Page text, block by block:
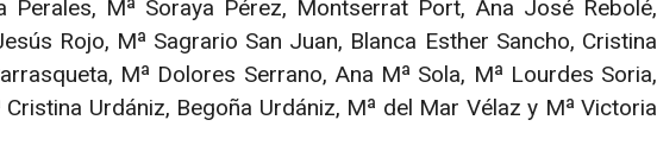
Perales, Mª Soraya Pérez, Montserrat Port, Ana José Rebolé,
Rojo, Mª Sagrario San Juan, Blanca Esther Sancho, Cristina
Mª Dolores Serrano, Ana Mª Sola, Mª Lourdes Soria,
Urdániz, Begoña Urdániz, Mª del Mar Vélaz y Mª Victoria